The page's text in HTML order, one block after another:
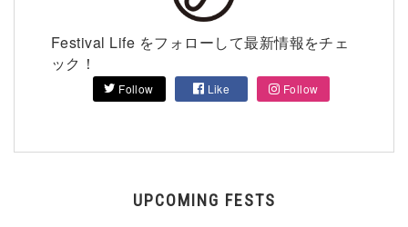
Festival Life をフォローして最新情報をチェ
ック！
Follow Like Follow
UPCOMING FESTS